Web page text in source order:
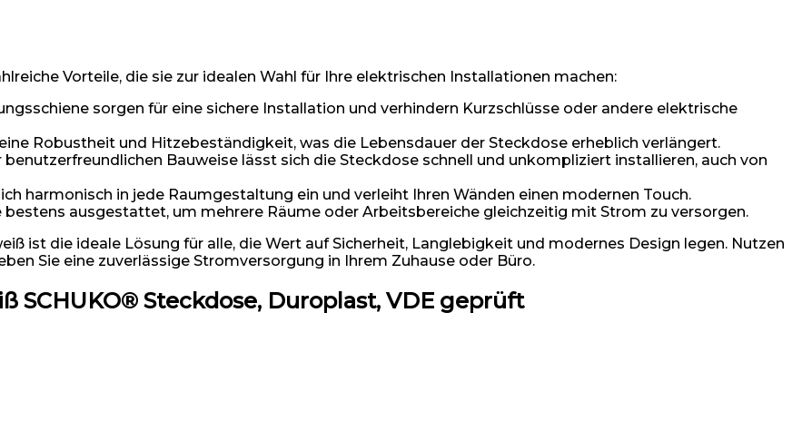
Vorteile, die sie zur idealen Wahl für Ihre elektrischen Installationen machen:
sorgen für eine sichere Installation und verhindern Kurzschlüsse oder andere elektrische
Robustheit und Hitzebeständigkeit, was die Lebensdauer der Steckdose erheblich verlängert.
Bauweise lässt sich die Steckdose schnell und unkompliziert installieren, auch von
harmonisch in jede Raumgestaltung ein und verleiht Ihren Wänden einen modernen Touch.
bestens ausgestattet, um mehrere Räume oder Arbeitsbereiche gleichzeitig mit Strom zu versorgen.
ist die ideale Lösung für alle, die Wert auf Sicherheit, Langlebigkeit und modernes Design legen. Nutzen
Sie eine zuverlässige Stromversorgung in Ihrem Zuhause oder Büro.
SCHUKO® Steckdose, Duroplast, VDE geprüft